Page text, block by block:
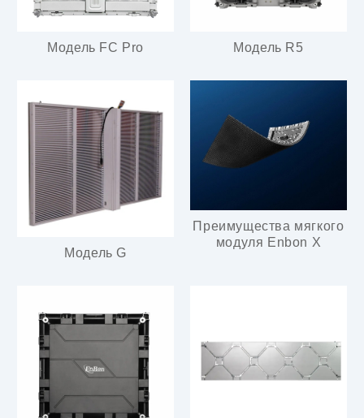
Модель FC Pro Модель R5
Модель G
Преимущества мягкого
модуля Enbon X